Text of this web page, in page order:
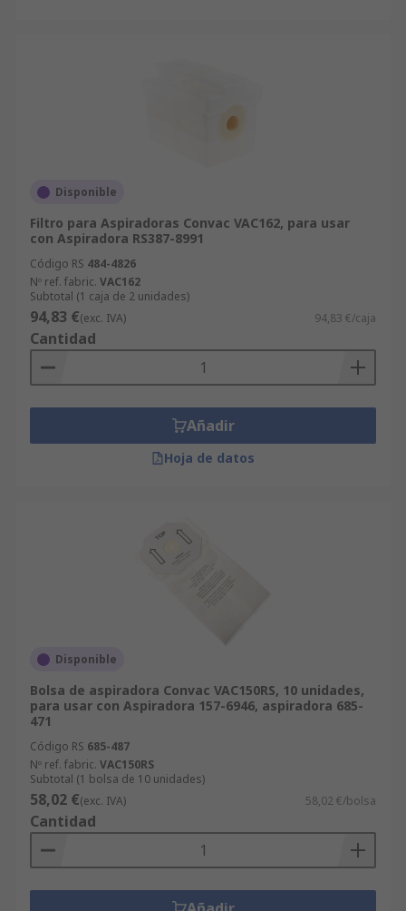
Disponible
Filtro para Aspiradoras Convac VAC162, para usar
con Aspiradora RS387-8991
Código RS 484-4826
Nº ref. fabric. VAC162
Subtotal (1 caja de 2 unidades)
94,83 €(exc. IVA) 94,83 €/caja
Cantidad
Añadir
Hoja de datos
Disponible
Bolsa de aspiradora Convac VAC150RS, 10 unidades,
para usar con Aspiradora 157-6946, aspiradora 685-
471
Código RS 685-487
Nº ref. fabric. VAC150RS
Subtotal (1 bolsa de 10 unidades)
58,02 €(exc. IVA) 58,02 €/bolsa
Cantidad